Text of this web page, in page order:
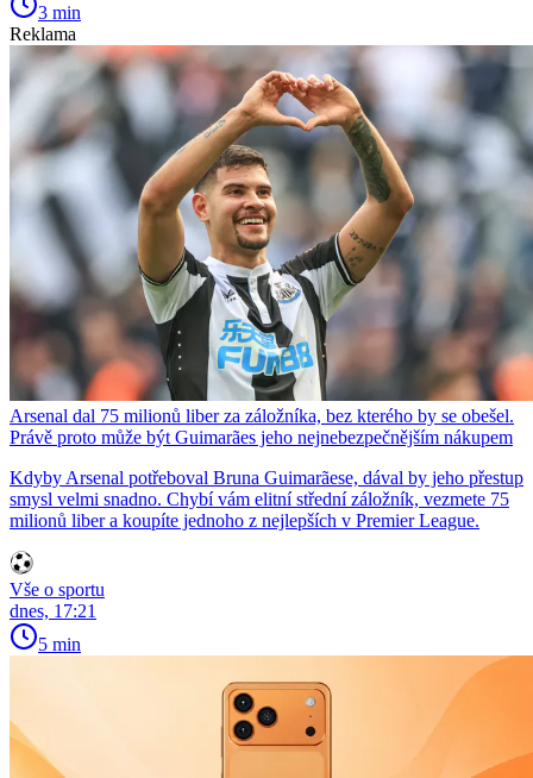
3 min
Reklama
Arsenal dal 75 milionů liber za záložníka, bez kterého by se obešel.
Právě proto může být Guimarães jeho nejnebezpečnějším nákupem
Kdyby Arsenal potřeboval Bruna Guimarãese, dával by jeho přestup
smysl velmi snadno. Chybí vám elitní střední záložník, vezmete 75
milionů liber a koupíte jednoho z nejlepších v Premier League.
Vše o sportu
dnes, 17:21
5 min